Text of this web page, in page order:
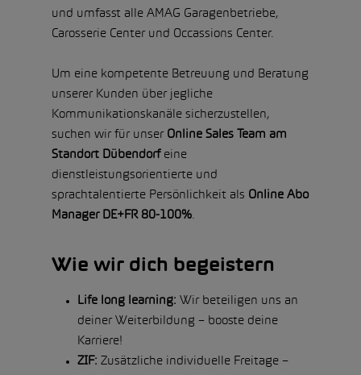
und umfasst alle AMAG Garagenbetriebe,
Carosserie Center und Occassions Center.
Um eine kompetente Betreuung und Beratung
unserer Kunden über jegliche
Kommunikationskanäle sicherzustellen,
suchen wir für unser Online Sales Team am
Standort Dübendorf eine
dienstleistungsorientierte und
sprachtalentierte Persönlichkeit als Online Abo
Manager DE+FR 80-100%.
Wie wir dich begeistern
Life long learning: Wir beteiligen uns an
deiner Weiterbildung – booste deine
Karriere!
ZIF: Zusätzliche individuelle Freitage –